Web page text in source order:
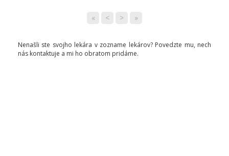
« < > »
Nenašli ste svojho lekára v zozname lekárov? Povedzte mu, nech
nás kontaktuje a mi ho obratom pridáme.